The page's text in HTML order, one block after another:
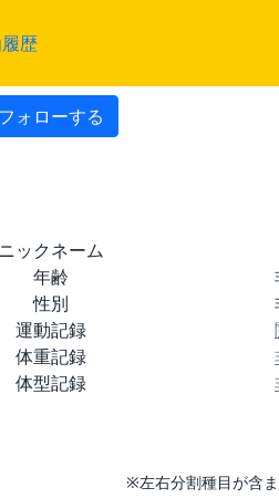
歴
フォローする
ニックネーム
年齢
性別
運動記録
体重記録
体型記録
※左右分割種目が含